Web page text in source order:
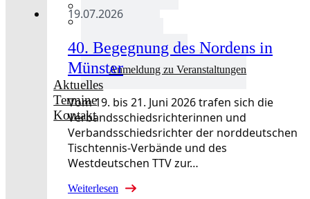
Ausbildung
Lehre Downloads
Anmeldung zu Veranstaltungen
Aktuelles
Termine
Kontakt
19.07.2026
40. Begegnung des Nordens in
Münster
Vom 19. bis 21. Juni 2026 trafen sich die
Verbandsschiedsrichterinnen und
Verbandsschiedsrichter der norddeutschen
Tischtennis-Verbände und des
Westdeutschen TTV zur…
Weiterlesen